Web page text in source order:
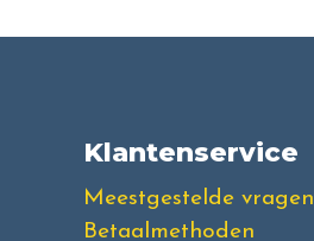
Klantenservice
Meestgestelde vragen
Betaalmethoden